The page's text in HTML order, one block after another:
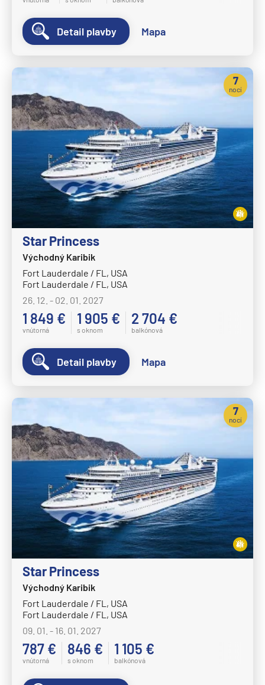
Detail plavby Mapa
Star Princess
Východný Karibik
Fort Lauderdale / FL, USA
Fort Lauderdale / FL, USA
26. 12. - 02. 01. 2027
1 849 €
vnútorná
1 905 €
s oknom
2 704 €
balkónová
7
nocí
Detail plavby Mapa
Star Princess
Východný Karibik
Fort Lauderdale / FL, USA
Fort Lauderdale / FL, USA
09. 01. - 16. 01. 2027
787 €
vnútorná
846 €
s oknom
1 105 €
balkónová
7
nocí